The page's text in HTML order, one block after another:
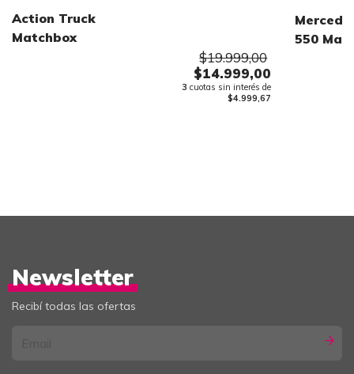
Action Truck
Matchbox
$19.999,00
$14.999,00
3 cuotas sin interés de
$4.999,67
550
Newsletter
Recibí todas las ofertas